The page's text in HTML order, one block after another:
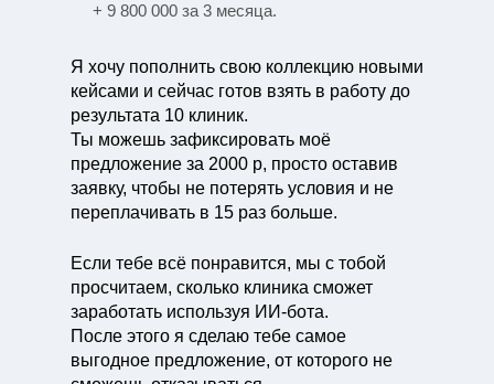
+ 9 800 000 за 3 месяца.
Я хочу пополнить свою коллекцию новыми
кейсами и сейчас готов взять в работу до
результата 10 клиник.
Ты можешь зафиксировать моё
предложение за 2000 р, просто оставив
заявку, чтобы не потерять условия и не
переплачивать в 15 раз больше.
Если тебе всё понравится, мы с тобой
просчитаем, сколько клиника cможет
заработать используя ИИ-бота.
После этого я сделаю тебе самое
выгодное предложение, от которого не